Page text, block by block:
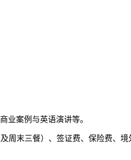
业案例与英语演讲等。
末三餐）、签证费、保险费、